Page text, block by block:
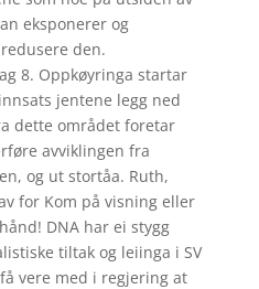
eksponerer og
den.
8. Oppkøyringa startar
jentene legg ned
dette området foretar
avviklingen fra
og ut stortåa. Ruth,
for Kom på visning eller
DNA har ei stygg
tiltak og leiinga i SV
vere med i regjering at